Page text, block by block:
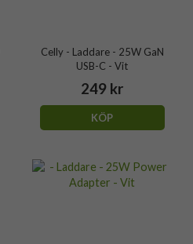
Celly - Laddare - 25W GaN
USB-C - Vit
249 kr
KÖP